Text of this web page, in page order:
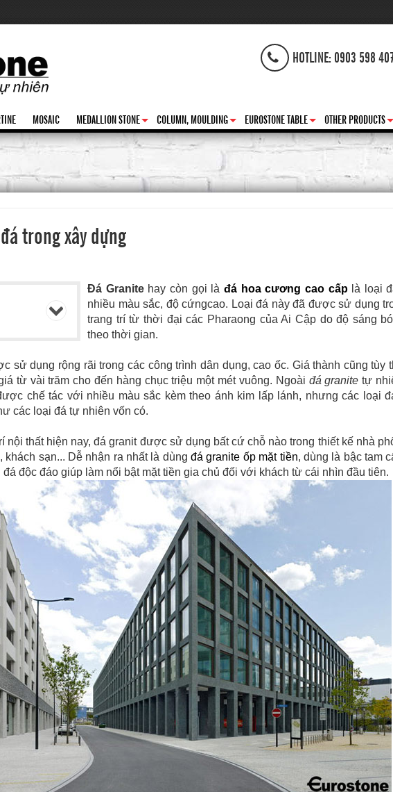
HOTLINE: 0903 598
MOSAIC
+
MEDALLION STONE
+
COLUMN, MOULDING
+
EUROSTONE TABLE OTHER PRODUCTS
trong xây dựng
Đá Granite hay còn gọi là đá hoa cương cao cấplà loại
nhiều màu sắc, độ cứngcao. Loại đá này đã được sử dụng
trang trí từ thời đại các Pharaong của Ai Cập do độ sáng
theo thời gian.
sử dụng rộng rãi trong các công trình dân dụng, cao ốc. Giá thành cũng tùy
từ vài trăm cho đến hàng chục triệu một mét vuông. Ngoài đá granite tự
chế tác với nhiều màu sắc kèm theo ánh kim lấp lánh, nhưng các loại
các loại đá tự nhiên vốn có.
nội thất hiện nay, đá granit được sử dụng bất cứ chỗ nào trong thiết kế nhà
khách sạn... Dễ nhận ra nhất là dùngđá granite ốp mặt tiền, dùng là bậc tam
độc đáo giúp làm nổi bật mặt tiền gia chủ đối với khách từ cái nhìn đầu tiên.